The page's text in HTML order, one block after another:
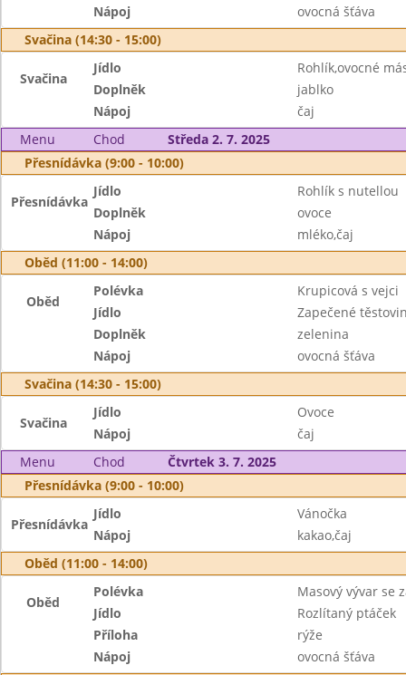
Nápoj
ovocná šťáva
Svačina (14:30 - 15:00)
Svačina
Jídlo
Rohlík,ovocné
Doplněk
jablko
Nápoj
čaj
Menu
Chod
Středa 2. 7. 2025
Přesnídávka (9:00 - 10:00)
Přesnídávka
Jídlo
Rohlík s nutellou
Doplněk
ovoce
Nápoj
mléko,čaj
Oběd (11:00 - 14:00)
Oběd
Polévka
Krupicová s vejci
Jídlo
Zapečené
Doplněk
zelenina
Nápoj
ovocná šťáva
Svačina (14:30 - 15:00)
Svačina
Jídlo
Ovoce
Nápoj
čaj
Menu
Chod
Čtvrtek 3. 7. 2025
Přesnídávka (9:00 - 10:00)
Přesnídávka
Jídlo
Vánočka
Nápoj
kakao,čaj
Oběd (11:00 - 14:00)
Oběd
Polévka
Masový vývar se
Jídlo
Rozlítaný ptáček
Příloha
rýže
Nápoj
ovocná šťáva